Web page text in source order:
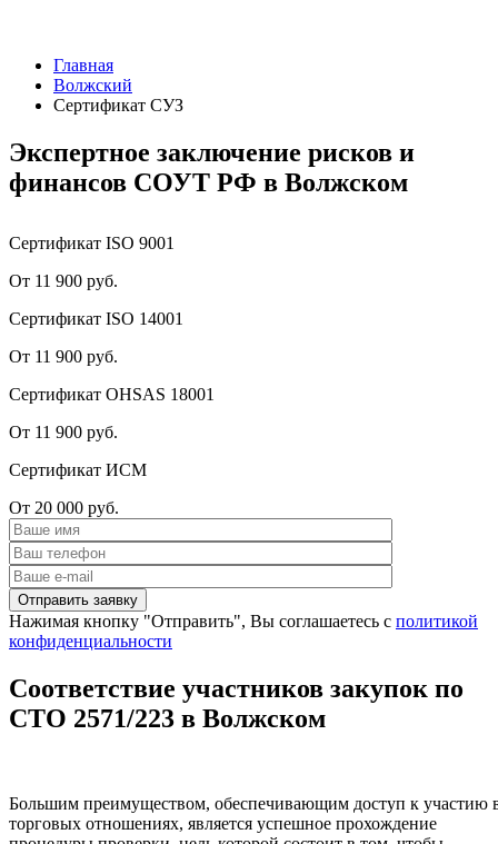
Главная
Волжский
Сертификат СУЗ
Экспертное заключение рисков и
финансов СОУТ РФ в Волжском
Сертификат ISO 9001
От 11 900 руб.
Сертификат ISO 14001
От 11 900 руб.
Сертификат OHSAS 18001
От 11 900 руб.
Сертификат ИСМ
От 20 000 руб.
Нажимая кнопку "Отправить", Вы соглашаетесь с политикой
конфиденциальности
Соответствие участников закупок по
СТО 2571/223 в Волжском
Большим преимуществом, обеспечивающим доступ к участию
торговых отношениях, является успешное прохождение